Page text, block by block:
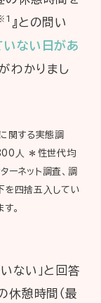
』との問い
いない日があ
わかりまし
関する実態調
⼈ ＊性世代均
ーネット調査、調
を四捨五⼊してい
。
ない」と回答
休憩時間（最